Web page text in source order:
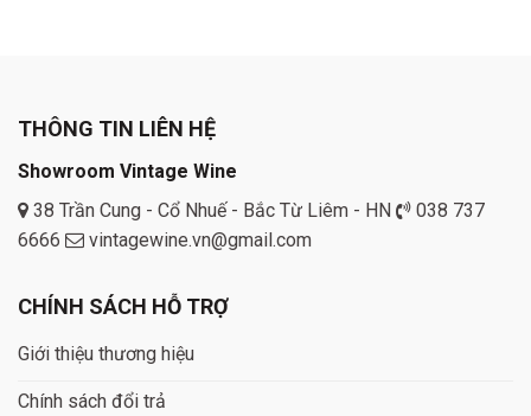
THÔNG TIN LIÊN HỆ
Showroom Vintage Wine
38 Trần Cung - Cổ Nhuế - Bắc Từ Liêm - HN
038 737
6666
vintagewine.vn@gmail.com
CHÍNH SÁCH HỖ TRỢ
Giới thiệu thương hiệu
Chính sách đổi trả